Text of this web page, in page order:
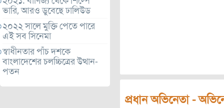
ভারি, আরও ডুবেছে ঢালিউড
২০২২ সালে মুক্তি পেতে পারে
এই সব সিনেমা
স্বাধীনতার পাঁচ দশকে
বাংলাদেশের চলচ্চিত্রের উত্থান-
পতন
প্রধান অভিনেতা -